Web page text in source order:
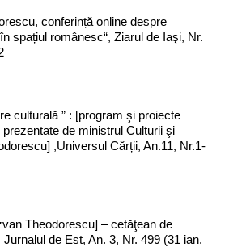
conferință online despre
spațiul românesc“, Ziarul de Iaşi, Nr.
culturală ” : [program şi proiecte
de ministrul Culturii şi
,Universul Cărții, An.11, Nr.1-
Theodorescu] – cetăţean de
de Est, An. 3, Nr. 499 (31 ian.